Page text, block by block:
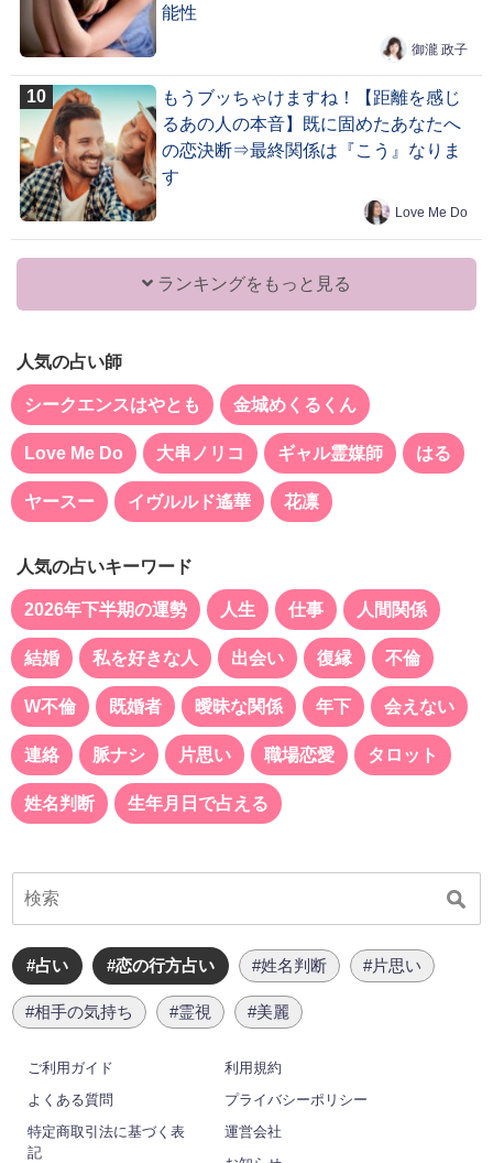
能性
御瀧 政子
もうブッちゃけますね！【距離を感じ
るあの人の本音】既に固めたあなたへ
の恋決断⇒最終関係は『こう』なりま
す
Love Me Do
ランキングをもっと見る
人気の占い師
シークエンスはやとも 金城めくるくん
Love Me Do 大串ノリコ ギャル霊媒師 はる
ヤースー イヴルルド遙華 花凛
人気の占いキーワード
2026年下半期の運勢 人生 仕事 人間関係
結婚 私を好きな人 出会い 復縁 不倫
W不倫 既婚者 曖昧な関係 年下 会えない
連絡 脈ナシ 片思い 職場恋愛 タロット
姓名判断 生年月日で占える
#占い #恋の行方占い #姓名判断 #片思い
#相手の気持ち #霊視 #美麗
ご利用ガイド
利用規約
よくある質問
プライバシーポリシー
特定商取引法に基づく表
記
運営会社